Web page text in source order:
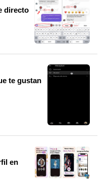
directo
te gustan
en